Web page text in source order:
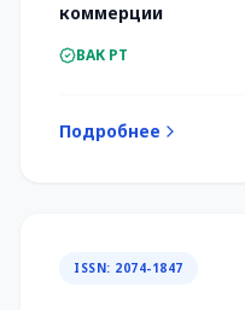
коммерции
ВАК РТ
Подробнее
ISSN: 2074-1847